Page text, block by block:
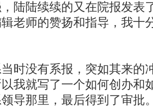
陆陆续续的又在院报发表
老师的赞扬和指导，我十
没有系报，突如其来的
我就写了一个如何创办和
导那里，最后得到了审批